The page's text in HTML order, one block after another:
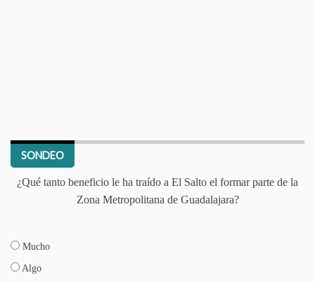
SONDEO
¿Qué tanto beneficio le ha traído a El Salto el formar parte de la
Zona Metropolitana de Guadalajara?
Mucho
Algo